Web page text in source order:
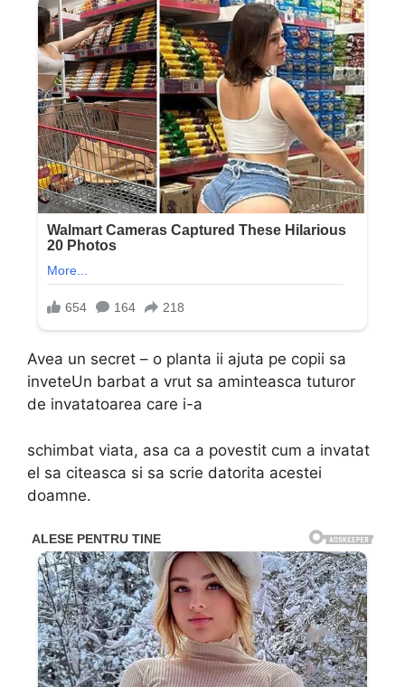
Avea un secret – o planta ii ajuta pe copii sa
inveteUn barbat a vrut sa aminteasca tuturor
de invatatoarea care i-a
schimbat viata, asa ca a povestit cum a invatat
el sa citeasca si sa scrie datorita acestei
doamne.